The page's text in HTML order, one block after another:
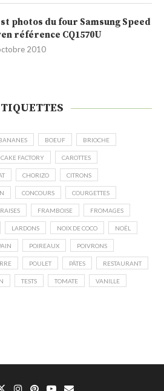
photos du four Samsung Speed
référence CQ1570U
2010
BOEUF BRIOCHE
CAKE FACTORY CAROTTES
CHORIZO CITRONS
CONCOURS COURGETTES
FRAMBOISE FROMAGES
LARDONS NOIX DE COCO NOËL
POIREAUX POIVRONS
POULET PÂTES RESTAURANT
TESTS TOMATE VANILLE